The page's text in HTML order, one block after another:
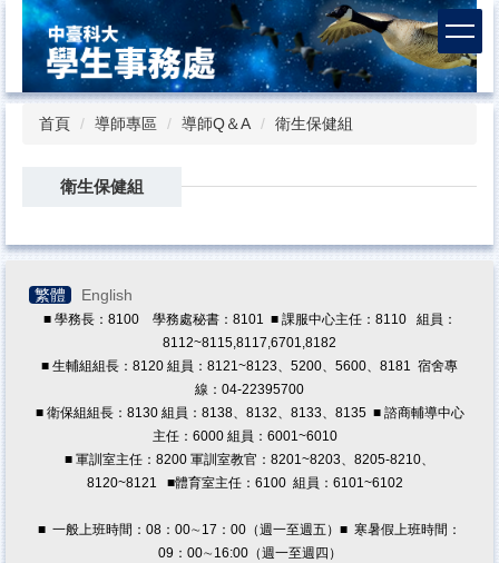
到
主
要
內
首頁 導師專區 導師Q＆A 衛生保健組
衛生保健組
繁體 English
■ 學務長：8100 學務處秘書：8101 ■ 課服中心主任：8110 組員：
8112~8115,8117,6701,8182
■ 生輔組組長：8120 組員：8121~8123、5200、5600、8181 宿舍專
線：04-22395700
■ 衛保組組長：8130 組員：8138、8132、8133、8135 ■ 諮商輔導中心
主任：6000 組員：6001~6010
■ 軍訓室主任：8200 軍訓室教官：8201~8203、8205-8210、
8120~8121
■體育室主任：6100 組員：6101~6102
■ 一般上班時間：08：00∼17：00（週一至週五）■ 寒暑假上班時間：
09：00∼16:00（週一至週四）